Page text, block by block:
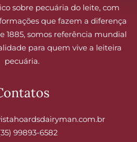
sobre pecuária do leite, com
que fazem a diferença
1885, somos referência mundial
para quem vive a leiteira
pecuária.
99893-6582